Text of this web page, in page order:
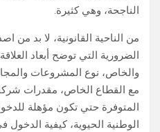
الناجحة، وهي كثيرة.
من الناحية القانونية، لا بد من
الضرورية التي توضح أبعاد
والخاص، نوع المشروعات
مع القطاع الخاص، مقدرات
المتوفرة حتي تكون مؤهلة
الوطنية الحيوية، كيفية